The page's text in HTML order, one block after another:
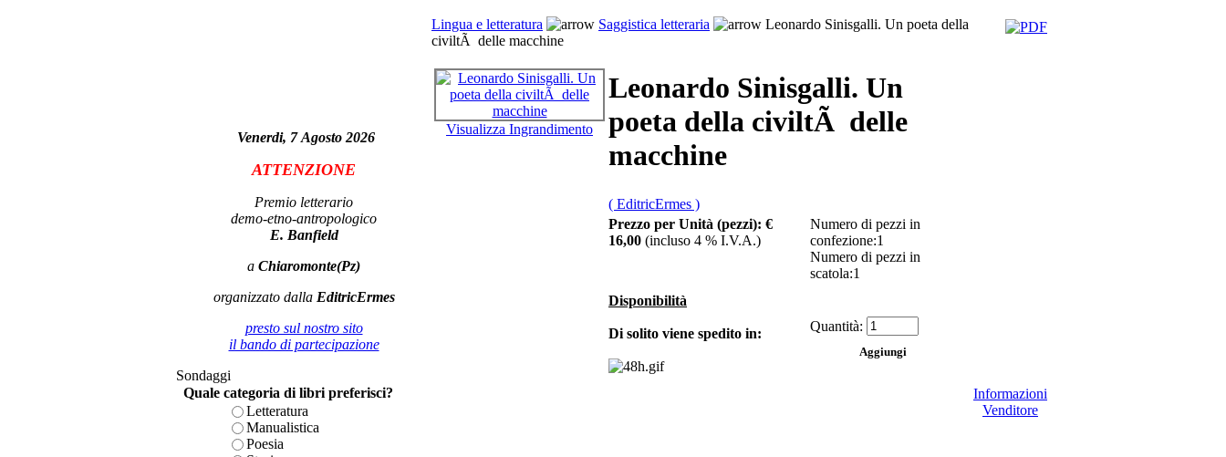
Valenza educativa del
€ 13,00
Il pensiero politico di
Vincenzo Cuoco:
liberalismo, costituz.
€ 18,00
Il casinÃƒÂ² globale
€ 15,00
Atti del 3Â° convegno
Matematica, scienze
tecn.
Venerdi, 7 Agosto 2026
ATTENZIONE
Premio letterario
demo-etno-antropologico
E. Banfield
a Chiaromonte(Pz)
organizzato dalla EditricErmes
presto sul nostro sito
il bando di partecipazione
Sondaggi
Quale categoria di libri preferisci?
Letteratura
Manualistica
Poesia
Lingua e letteratura Saggistica letteraria
Leonardo Sinisgalli. Un poeta della
civiltÃ delle macchine
Visualizza Ingrandimento
Leonardo Sinisgalli. Un
poeta della civiltÃ delle
macchine
( EditricErmes )
Prezzo per Unità (pezzi): €
16,00 (incluso 4 % I.V.A.)
Numero di pezzi in
confezione:1
Numero di pezzi in
scatola:1
Disponibilità
Di solito viene spedito in: Quantità:
Informazioni
Venditore